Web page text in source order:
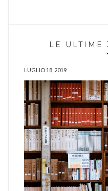
LE ULTIME
LUGLIO 18, 2019